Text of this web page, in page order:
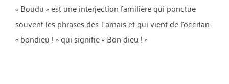
« Boudu » est une interjection familière qui ponctue
souvent les phrases des Tarnais et qui vient de l’occitan
« bondieu ! » qui signifie « Bon dieu ! »